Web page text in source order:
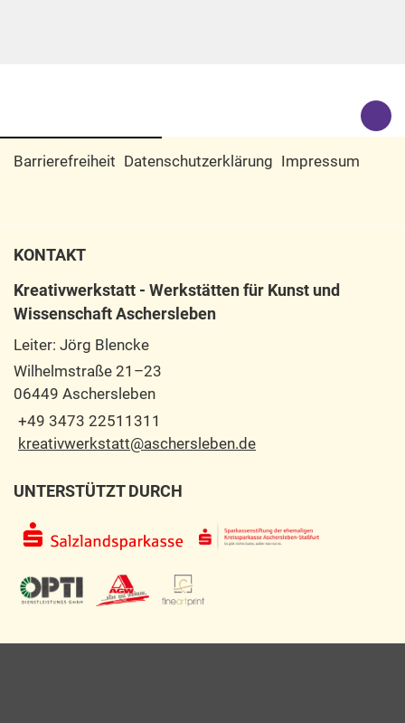
Barrierefreiheit Datenschutzerklärung Impressum
KONTAKT
Kreativwerkstatt - Werkstätten für Kunst und
Wissenschaft Aschersleben
Leiter: Jörg Blencke
Wilhelmstraße 21–23
06449 Aschersleben
+49 3473 22511311
kreativwerkstatt@aschersleben.de
UNTERSTÜTZT DURCH